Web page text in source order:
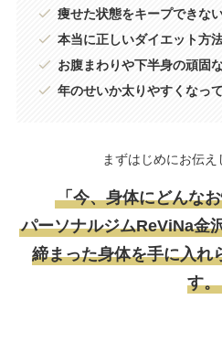
痩せた状態をキープできな
本当に正しいダイエット方
お腹まわりや下半身の頑固
年のせいか太りやすくなっ
まずはじめにお伝え
「今、身体にどんな
パーソナルジムReViNa金
締まった身体を手に入れ
す。